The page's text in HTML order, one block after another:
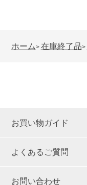
ホーム> 在庫終了品>
お買い物ガイド
よくあるご質問
お問い合わせ